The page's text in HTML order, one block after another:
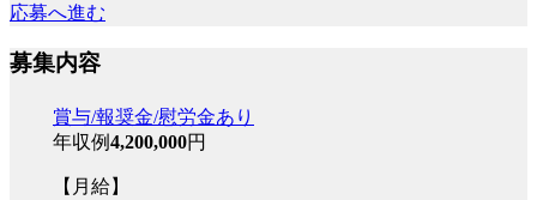
応募へ進む
募集内容
賞与/報奨金/慰労金あり
年収例4,200,000円
【月給】